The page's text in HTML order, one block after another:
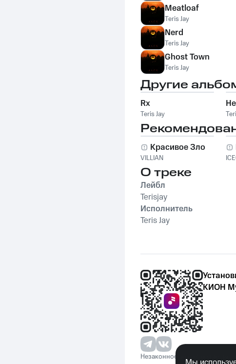
Meatloaf
Teris Jay
Nerd
Teris Jay
Ghost Town
Teris Jay
Другие
Rx
Teris Jay
Красивое Зло
VILLIAN
О треке
Лейбл
Terisjay
Исполнитель
Teris Jay
КИОН
Незаконное потребление